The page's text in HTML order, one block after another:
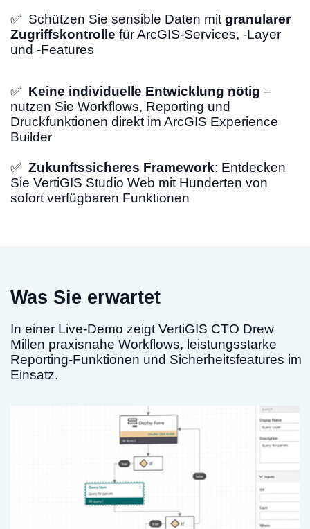
✅ Schützen Sie sensible Daten mitgranularer
Zugriffskontrolle für ArcGIS-Services, -Layer
und -Features
✅ Keine individuelle Entwicklung nötig –
nutzen Sie Workflows, Reporting und
Druckfunktionen direkt im ArcGIS Experience
Builder
✅ Zukunftssicheres Framework: Entdecken
Sie VertiGIS Studio Web mit Hunderten von
sofort verfügbaren Funktionen
Was Sie erwartet
In einer Live-Demo zeigt VertiGIS CTO Drew
Millen praxisnahe Workflows, leistungsstarke
Reporting-Funktionen und Sicherheitsfeatures im
Einsatz.